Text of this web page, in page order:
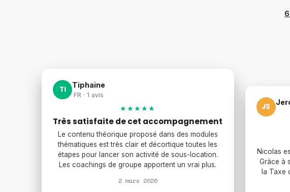
TI Tiphaine
FR · 1 avis
★★★★★
Très satisfaite de cet accompagnement
Le contenu théorique proposé dans des modules
thématiques est très clair et décortique toutes les
étapes pour lancer son activité de sous-location.
Les coachings de groupe apportent un vrai plus.
2 mars 2026
JS
Nicolas
Grâce à
la Taxe